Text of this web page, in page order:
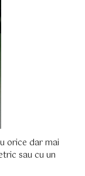
orice dar mai
sau cu un